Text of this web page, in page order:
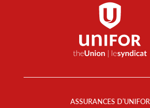
ASSURANCES D’UNIFOR